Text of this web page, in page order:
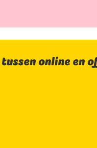
tussen online en